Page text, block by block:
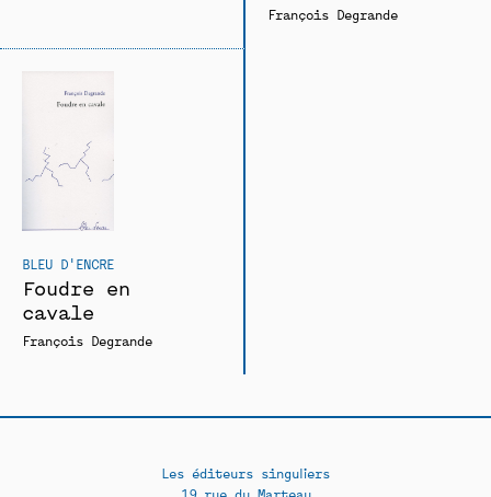
François Degrande
BLEU D'ENCRE
Foudre en
cavale
François Degrande
Les éditeurs singuliers
19 rue du Marteau